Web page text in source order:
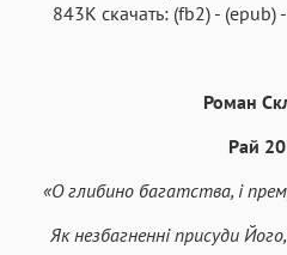
Аа Аа
San Francisco
843K скачать: (fb2)- (epub)-
Роман
Рай
«О глибино багатства, і
Як незбагненні присуди